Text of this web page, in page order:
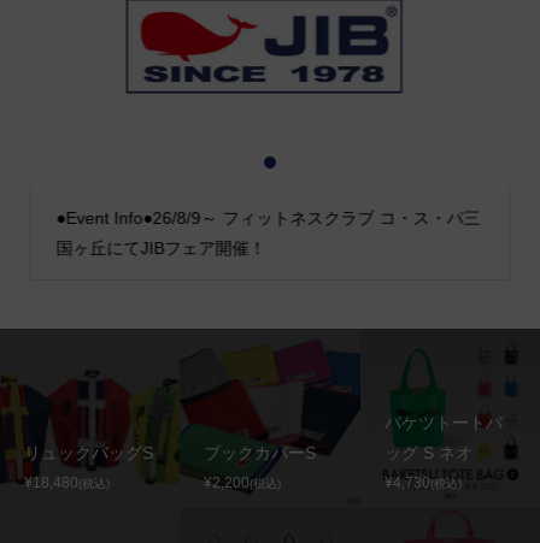
●Event Info●26/8/9～ フィットネスクラブ コ・ス・パ三
国ヶ丘にてJIBフェア開催！
2
リュックバッグS
¥18,480(税込)
ブックカバーS
¥2,200(税込)
バケツトートバ
ッグ S ネオ
¥4,730(税込)